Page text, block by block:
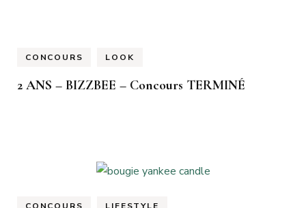
CONCOURS LOOK
2 ANS – BIZZBEE – Concours TERMINÉ
CONCOURS LIFESTYLE